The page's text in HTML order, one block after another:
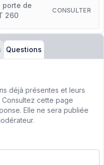
porte de
260
CONSULTER
Questions
déjà présentes et leurs
cette page
Elle ne sera publiée